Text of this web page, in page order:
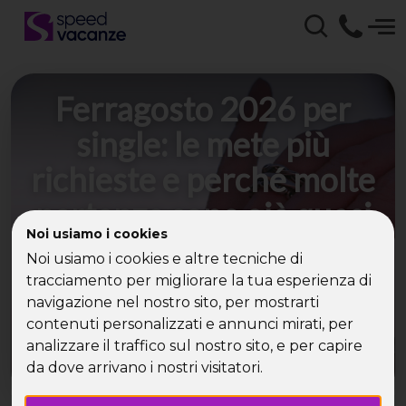
Noi usiamo i cookies
Noi usiamo i cookies e altre tecniche di
tracciamento per migliorare la tua esperienza di
navigazione nel nostro sito, per mostrarti
contenuti personalizzati e annunci mirati, per
analizzare il traffico sul nostro sito, e per capire
da dove arrivano i nostri visitatori.
Ferragosto 2026 per
single: le mete più
richieste e perché molte
partenze sono già quasi
sold out
Tra mare, crociere, barca a vela e tour, la
disponibilità si riduce con mesi di anticipo rispetto
alla partenza